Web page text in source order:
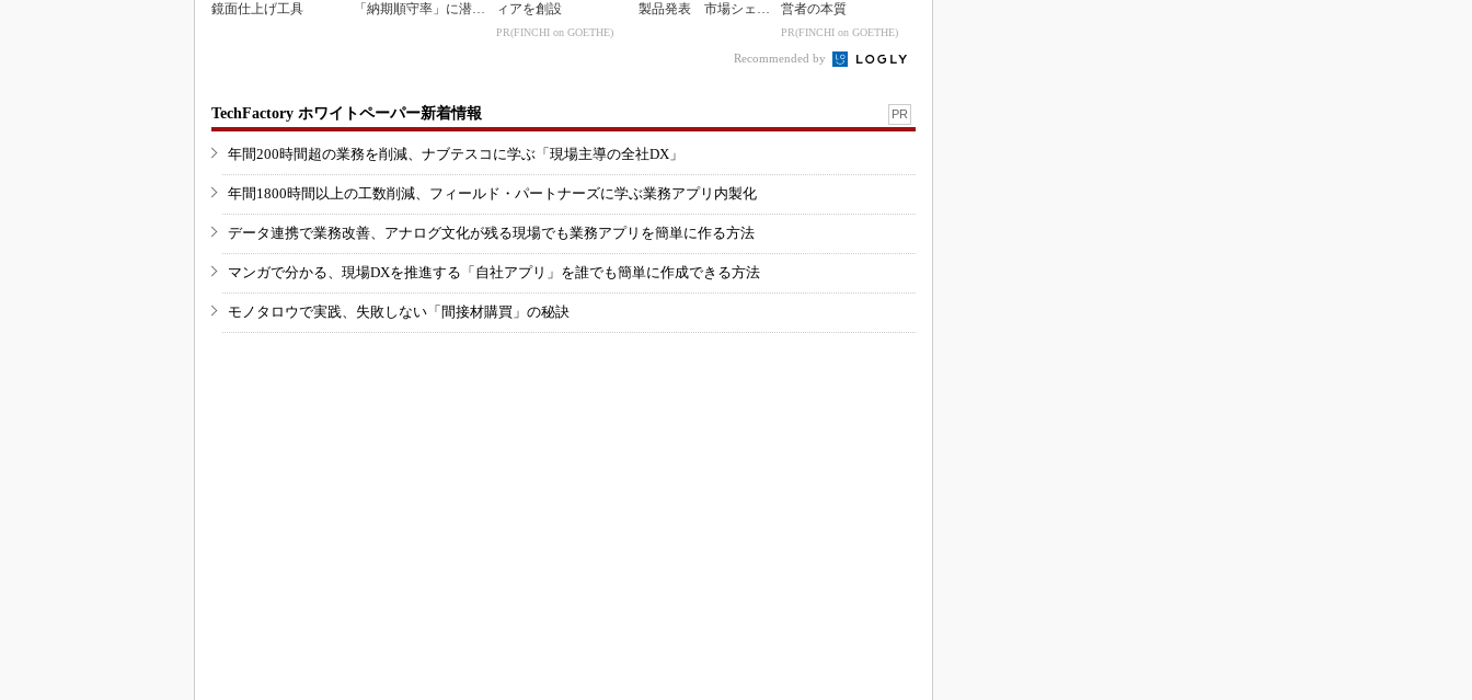
鏡面仕上げ工具
「納期順守率」に潜む
ィアを創設
PR(FINCHI on GOETHE)
製品発表 市場シェア
営者の本質
PR(FINCHI on GOETHE)
Recommended by
TechFactory ホワイトペーパー新着情報 PR
年間200時間超の業務を削減、ナブテスコに学ぶ「現場主導の全社DX」
年間1800時間以上の工数削減、フィールド・パートナーズに学ぶ業務アプリ内製化
データ連携で業務改善、アナログ文化が残る現場でも業務アプリを簡単に作る方法
マンガで分かる、現場DXを推進する「自社アプリ」を誰でも簡単に作成できる方法
モノタロウで実践、失敗しない「間接材購買」の秘訣